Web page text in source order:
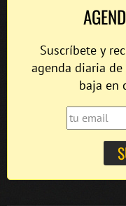
Suscríbete y
agenda diaria
baja en